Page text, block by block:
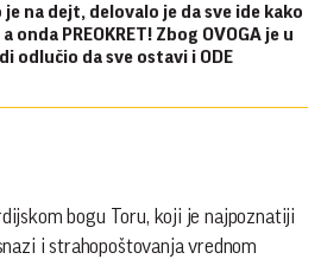
je na dejt, delovalo je da sve ide kako
onda PREOKRET! Zbog OVOGA je u
odlučio da sve ostavi i ODE
bogu Toru, koji je najpoznatiji
i strahopoštovanja vrednom